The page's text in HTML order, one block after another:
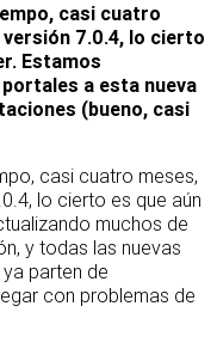
casi cuatro
7.0.4, lo cierto
Estamos
a esta nueva
(bueno, casi
casi cuatro meses,
lo cierto es que aún
muchos de
y todas las nuevas
parten de
con problemas de